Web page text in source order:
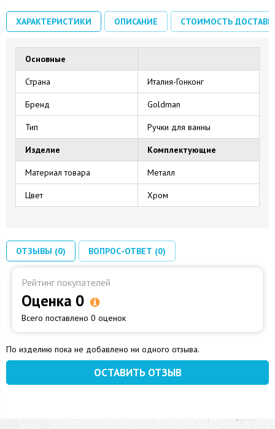
ХАРАКТЕРИСТИКИ ОПИСАНИЕ СТОИМОСТЬ
Основные
Страна Италия-Гонконг
Бренд Goldman
Тип Ручки для ванны
Изделие Комплектующие
Материал товара Металл
Цвет Хром
ОТЗЫВЫ (0) ВОПРОС-ОТВЕТ (0)
Рейтинг покупателей
Оценка 0
Всего поставлено 0 оценок
По изделию пока не добавлено ни одного отзыва.
ОСТАВИТЬ ОТЗЫВ